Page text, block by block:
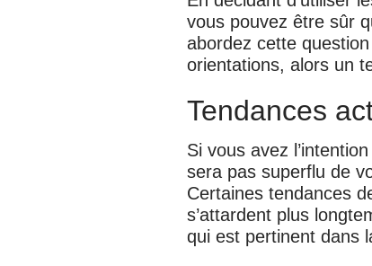
vous pouvez être sûr
abordez cette
orientations, alors un
Tendances
Si vous avez
sera pas superflu de
Certaines tendances
s’attardent plus
qui est pertinent dans